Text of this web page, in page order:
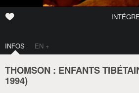
INFOS EN +
THOMSON : ENFANTS
1994)